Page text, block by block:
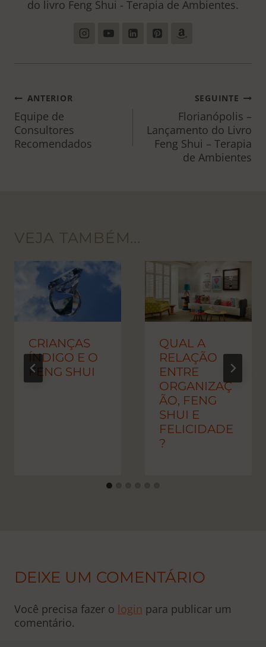
do livro Feng Shui - Terapia de Ambientes.
NAVEGAÇÃO
DE
POST
ANTERIOR
Equipe de
Consultores
Recomendados
SEGUINTE
Florianópolis –
Lançamento do Livro
Feng Shui – Terapia
de Ambientes
VEJA TAMBÉM...
CRIANÇAS
ÍNDIGO E O
FENG SHUI
QUAL A
RELAÇÃO
ENTRE
ORGANIZAÇ
ÃO, FENG
SHUI E
FELICIDADE
?
DEIXE UM COMENTÁRIO
Você precisa fazer o login para publicar um
comentário.